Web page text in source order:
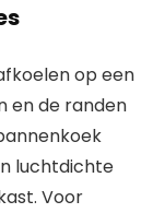
op een
en de randen
luchtdichte
Voor